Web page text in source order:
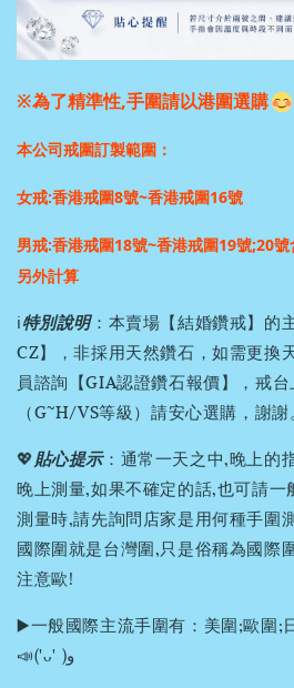
※為了精準性,手圍請以港圍選購
本公司戒圍訂製範圍：
女戒:香港戒圍8號~香港戒圍16號
男戒:香港戒圍18號~香港戒圍19號;20號
另外計算
ℹ️特別說明：本賣場【結婚鑽戒】的
CZ】，非採用天然鑽石，如需更換
員諮詢【GIA認證鑽石報價】，戒
（G~H/VS等級）請安心選購，謝謝。
💖貼心提示：通常一天之中,晚上的
晚上測量,如果不確定的話,也可請一
測量時,請先詢問店家是用何種手圍
國際圍就是台灣圍,只是俗稱為國際
注意歐!
▶️一般國際主流手圍有：美圍;歐圍;
📣('ᴗ' )و